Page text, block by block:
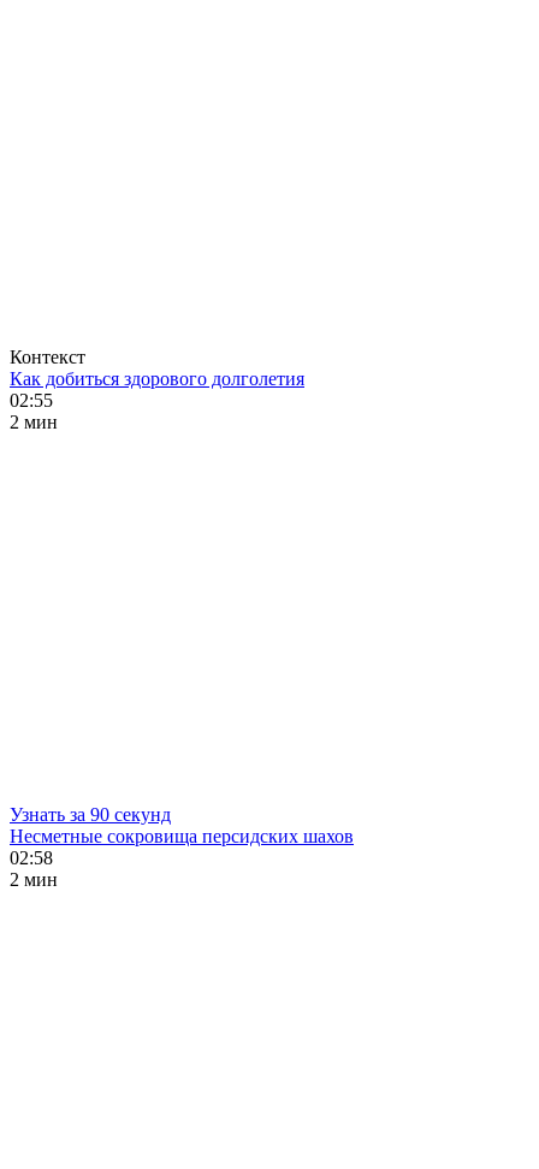
Контекст
Как добиться здорового долголетия
02:55
2 мин
Узнать за 90 секунд
Несметные сокровища персидских шахов
02:58
2 мин